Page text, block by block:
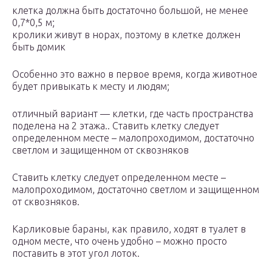
клетка должна быть достаточно большой, не менее
0,7*0,5 м;
кролики живут в норах, поэтому в клетке должен
быть домик
Особенно это важно в первое время, когда животное
будет привыкать к месту и людям;
отличный вариант — клетки, где часть пространства
поделена на 2 этажа.. Ставить клетку следует
определенном месте – малопроходимом, достаточно
светлом и защищенном от сквозняков
Ставить клетку следует определенном месте –
малопроходимом, достаточно светлом и защищенном
от сквозняков.
Карликовые бараны, как правило, ходят в туалет в
одном месте, что очень удобно – можно просто
поставить в этот угол лоток.